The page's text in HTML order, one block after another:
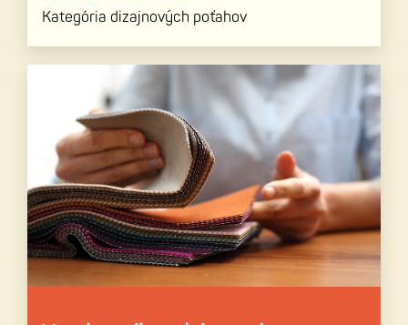
Kategória dizajnových poťahov